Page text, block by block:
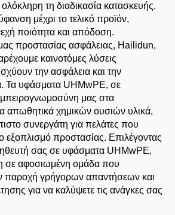
τη διαδικασία κατασκευής,
μέχρι το τελικό προϊόν,
ποιότητα και απόδοση.
προστασίας ασφάλειας, Hailidun,
καινοτόμες λύσεις
την ασφάλεια και την
Τα υφάσματα UHMwPE, σε
μας στα
απωθητικά χημικών ουσιών υλικά,
συνεργάτη για πελάτες που
εξοπλισμό προστασίας. Επιλέγοντας
σας σε υφάσματα UHMwPE,
σε αφοσιωμένη ομάδα που
παροχή γρήγορων απαντήσεων και
για να καλύψετε τις ανάγκες σας